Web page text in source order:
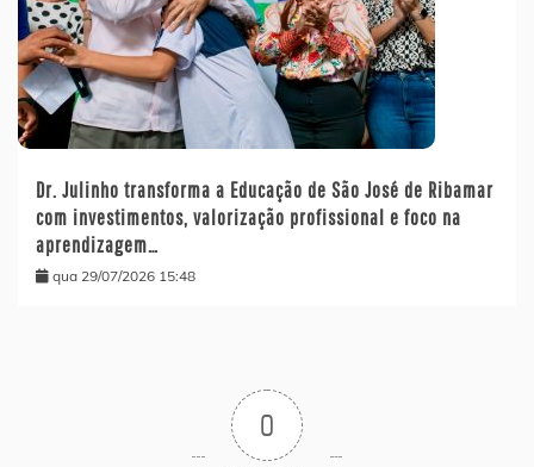
Dr. Julinho transforma a Educação de São José de Ribamar
com investimentos, valorização profissional e foco na
aprendizagem…
qua 29/07/2026 15:48
0